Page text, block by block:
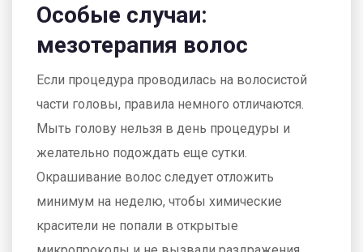
Особые случаи:
мезотерапия волос
Если процедура проводилась на волосистой
части головы, правила немного отличаются.
Мыть голову нельзя в день процедуры и
желательно подождать еще сутки.
Окрашивание волос следует отложить
минимум на неделю, чтобы химические
красители не попали в открытые